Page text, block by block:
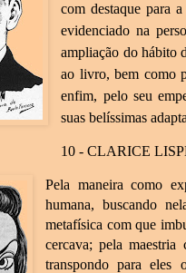
com destaque para
evidenciado na
ampliação do hábito
ao livro, bem como
enfim, pelo seu
suas belíssimas
10 - CLARICE
Pela maneira como
humana, buscando
metafísica com que
cercava; pela maestria
transpondo para eles